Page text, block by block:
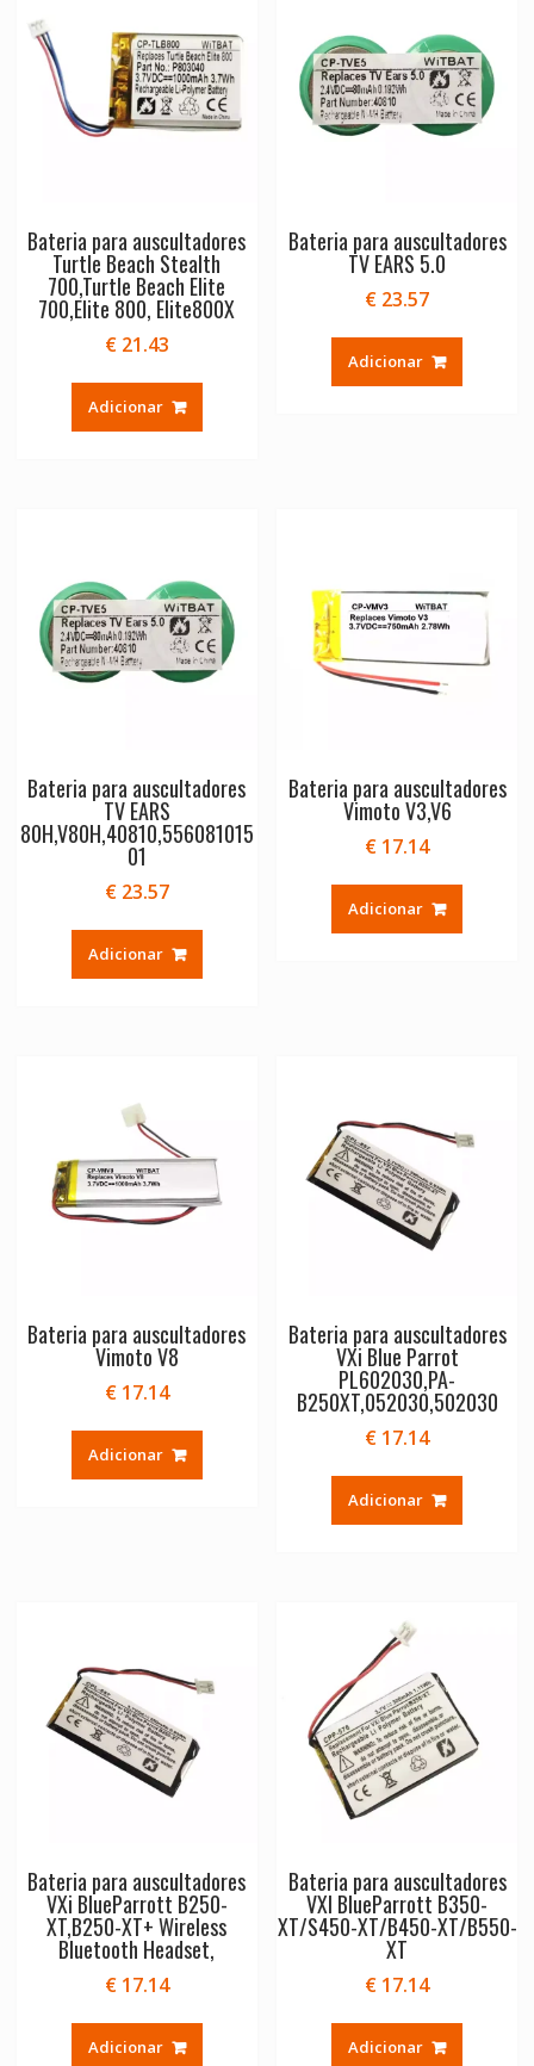
Bateria para auscultadores
Turtle Beach Stealth
700,Turtle Beach Elite
700,Elite 800, Elite800X
€21.43
Adicionar
Bateria para auscultadores
TV EARS 5.0
€ 23.57
Adicionar
Bateria para auscultadores
TV EARS
80H,V80H,40810,556081015
01
€23.57
Adicionar
Bateria para auscultadores
Vimoto V3,V6
€ 17.14
Adicionar
Bateria para auscultadores
Vimoto V8
€17.14
Adicionar
Bateria para auscultadores
VXi Blue Parrot
PL602030,PA-
B250XT,052030,502030
€ 17.14
Adicionar
Bateria para auscultadores
VXi BlueParrott B250-
XT,B250-XT+ Wireless
Bluetooth Headset,
€17.14
Adicionar
Bateria para auscultadores
VXI BlueParrott B350-
XT/S450-XT/B450-XT/B550-
XT
€ 17.14
Adicionar